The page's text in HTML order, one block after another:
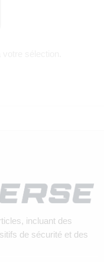
incluant des
de sécurité et des